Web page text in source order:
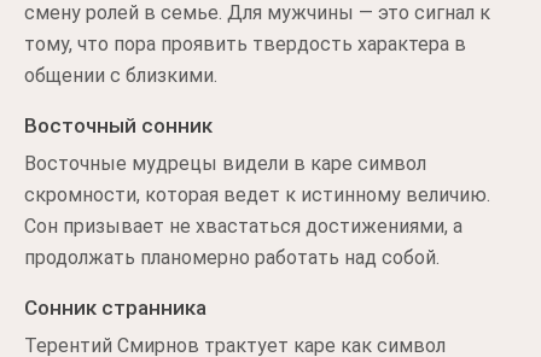
смену ролей в семье. Для мужчины — это сигнал к
тому, что пора проявить твердость характера в
общении с близкими.
Восточный сонник
Восточные мудрецы видели в каре символ
скромности, которая ведет к истинному величию.
Сон призывает не хвастаться достижениями, а
продолжать планомерно работать над собой.
Сонник странника
Терентий Смирнов трактует каре как символ